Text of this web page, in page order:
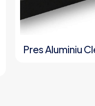
Pres Aluminiu